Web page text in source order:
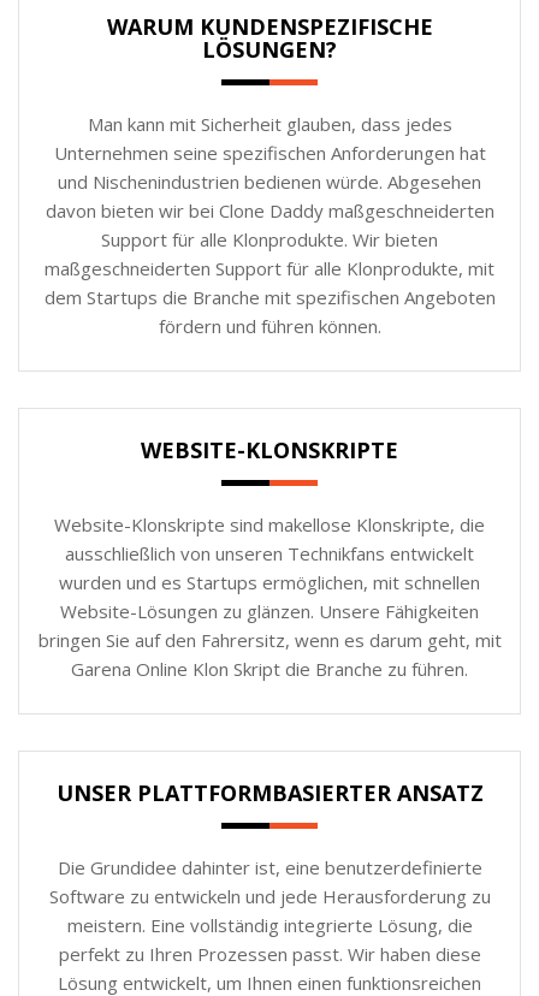
WARUM KUNDENSPEZIFISCHE
LÖSUNGEN?
Man kann mit Sicherheit glauben, dass jedes
Unternehmen seine spezifischen Anforderungen hat
und Nischenindustrien bedienen würde. Abgesehen
davon bieten wir bei Clone Daddy maßgeschneiderten
Support für alle Klonprodukte. Wir bieten
maßgeschneiderten Support für alle Klonprodukte, mit
dem Startups die Branche mit spezifischen Angeboten
fördern und führen können.
WEBSITE-KLONSKRIPTE
Website-Klonskripte sind makellose Klonskripte, die
ausschließlich von unseren Technikfans entwickelt
wurden und es Startups ermöglichen, mit schnellen
Website-Lösungen zu glänzen. Unsere Fähigkeiten
bringen Sie auf den Fahrersitz, wenn es darum geht, mit
Garena Online Klon Skript die Branche zu führen.
UNSER PLATTFORMBASIERTER ANSATZ
Die Grundidee dahinter ist, eine benutzerdefinierte
Software zu entwickeln und jede Herausforderung zu
meistern. Eine vollständig integrierte Lösung, die
perfekt zu Ihren Prozessen passt. Wir haben diese
Lösung entwickelt, um Ihnen einen funktionsreichen